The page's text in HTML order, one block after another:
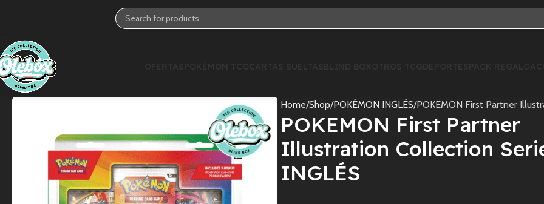
Home Shop POKÈMON INGLÉS POKEMON First Partner
POKEMON First Partner
Illustration Collection
INGLÉS